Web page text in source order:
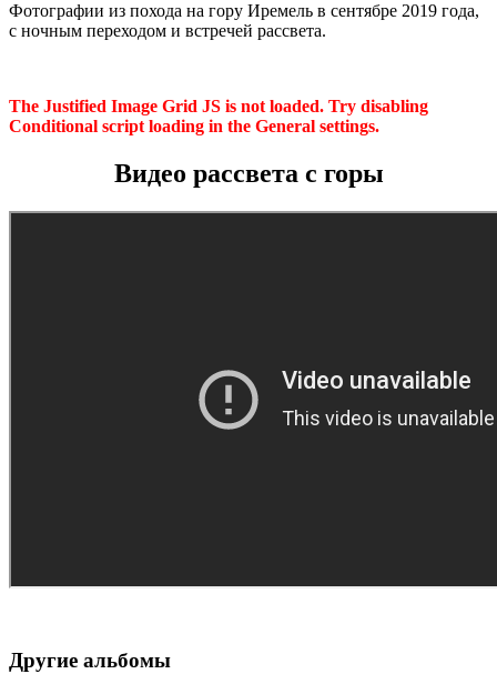
Фотографии из похода на гору Иремель в сентябре 2019 года,
с ночным переходом и встречей рассвета.
The Justified Image Grid JS is not loaded. Try disabling
Conditional script loading in the General settings.
Видео рассвета с горы
Другие альбомы